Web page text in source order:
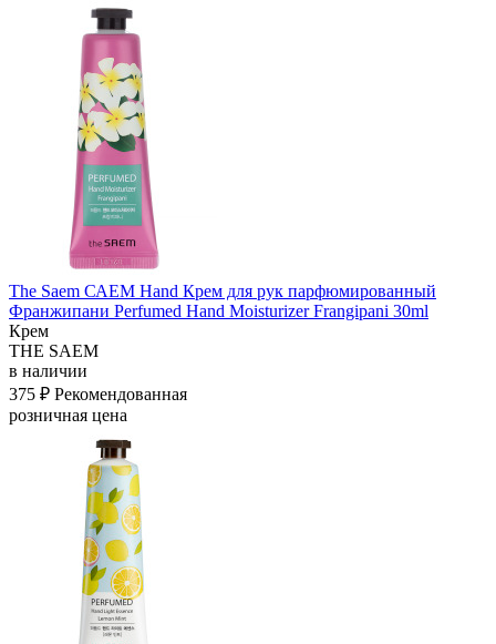
The Saem САЕМ Hand Крем для рук парфюмированный
Франжипани Perfumed Hand Moisturizer Frangipani 30ml
Крем
THE SAEM
в наличии
375 ₽ Рекомендованная
розничная цена